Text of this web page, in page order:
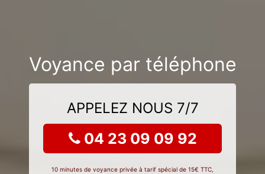
Voyance par téléphone
APPELEZ NOUS 7/7
04 23 09 09 92
10 minutes de voyance privée à tarif spécial de 15€ TTC,